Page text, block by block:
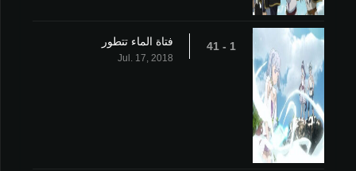
1 - 41 فتاة الماء تتطور
Jul. 17, 2018